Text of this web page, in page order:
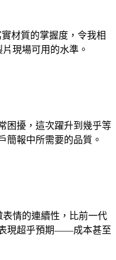
材質的掌握度，令我相
現場可用的水準。
困擾，這次躍升到幾乎等
簡報中所需要的品質。
表情的連續性，比前一代
現超乎預期——成本甚至